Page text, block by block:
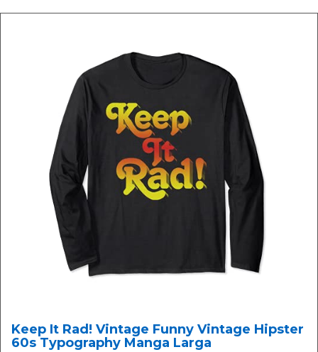
Keep It Rad! Vintage Funny Vintage Hipster
60s Typography Manga Larga